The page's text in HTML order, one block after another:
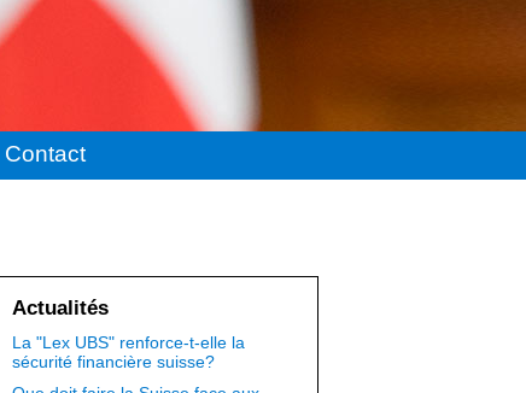
Contact
Actualités
La "Lex UBS" renforce-t-elle la
sécurité financière suisse?